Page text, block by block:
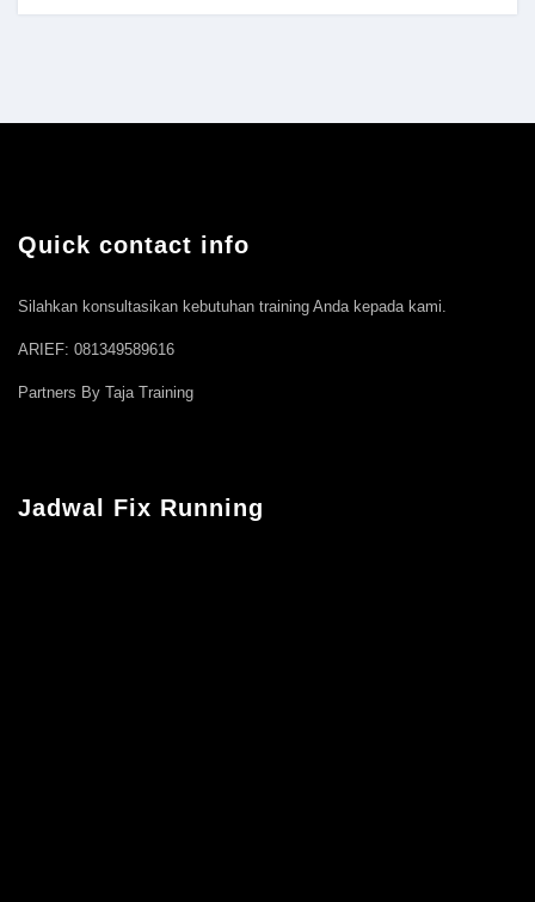
Quick contact info
Silahkan konsultasikan kebutuhan training Anda kepada kami.
ARIEF: 081349589616
Partners By Taja Training
Jadwal Fix Running